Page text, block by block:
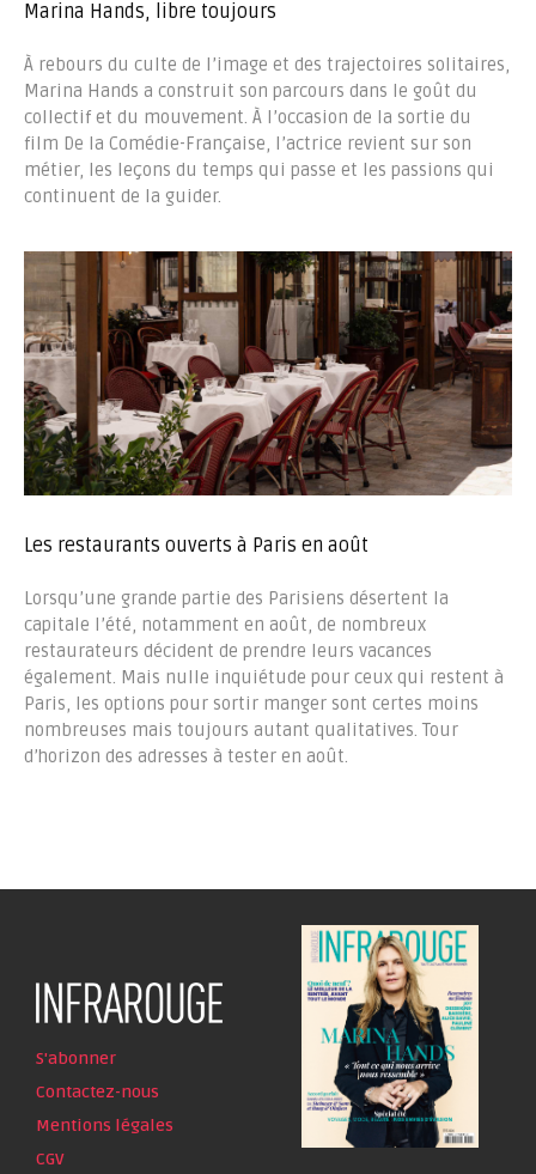
Marina Hands, libre toujours
À rebours du culte de l’image et des trajectoires solitaires,
Marina Hands a construit son parcours dans le goût du
collectif et du mouvement. À l’occasion de la sortie du
film De la Comédie-Française, l’actrice revient sur son
métier, les leçons du temps qui passe et les passions qui
continuent de la guider.
Les restaurants ouverts à Paris en août
Lorsqu’une grande partie des Parisiens désertent la
capitale l’été, notamment en août, de nombreux
restaurateurs décident de prendre leurs vacances
également. Mais nulle inquiétude pour ceux qui restent à
Paris, les options pour sortir manger sont certes moins
nombreuses mais toujours autant qualitatives. Tour
d’horizon des adresses à tester en août.
S'abonner
Contactez-nous
Mentions légales
CGV